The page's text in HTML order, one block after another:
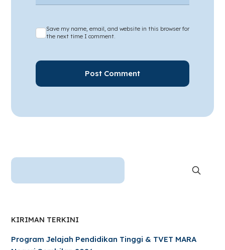
Save my name, email, and website in this browser for
the next time I comment.
KIRIMAN TERKINI
Program Jelajah Pendidikan Tinggi & TVET MARA